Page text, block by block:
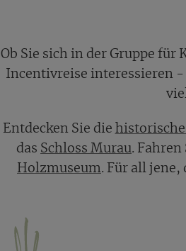
Ob Sie sich in der Gruppe
Incentivreise interessieren -
Entdecken Sie die
das Schloss Murau.
Holzmuseum. Für all